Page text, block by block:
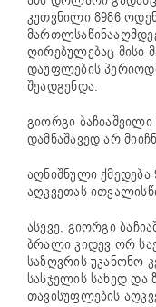
კუთვნილი 8986
ღირებულებაც მისი
დაუფლების
შეადგენდა.
გიორგი
დამნაშავედ არ
აღნიშნული
აღკვეთას
ასევე, გიორგი
ბრალი კიდევ ორ
საზღვრის უკანონო
სასჯელის სახედ
თავისუფლების